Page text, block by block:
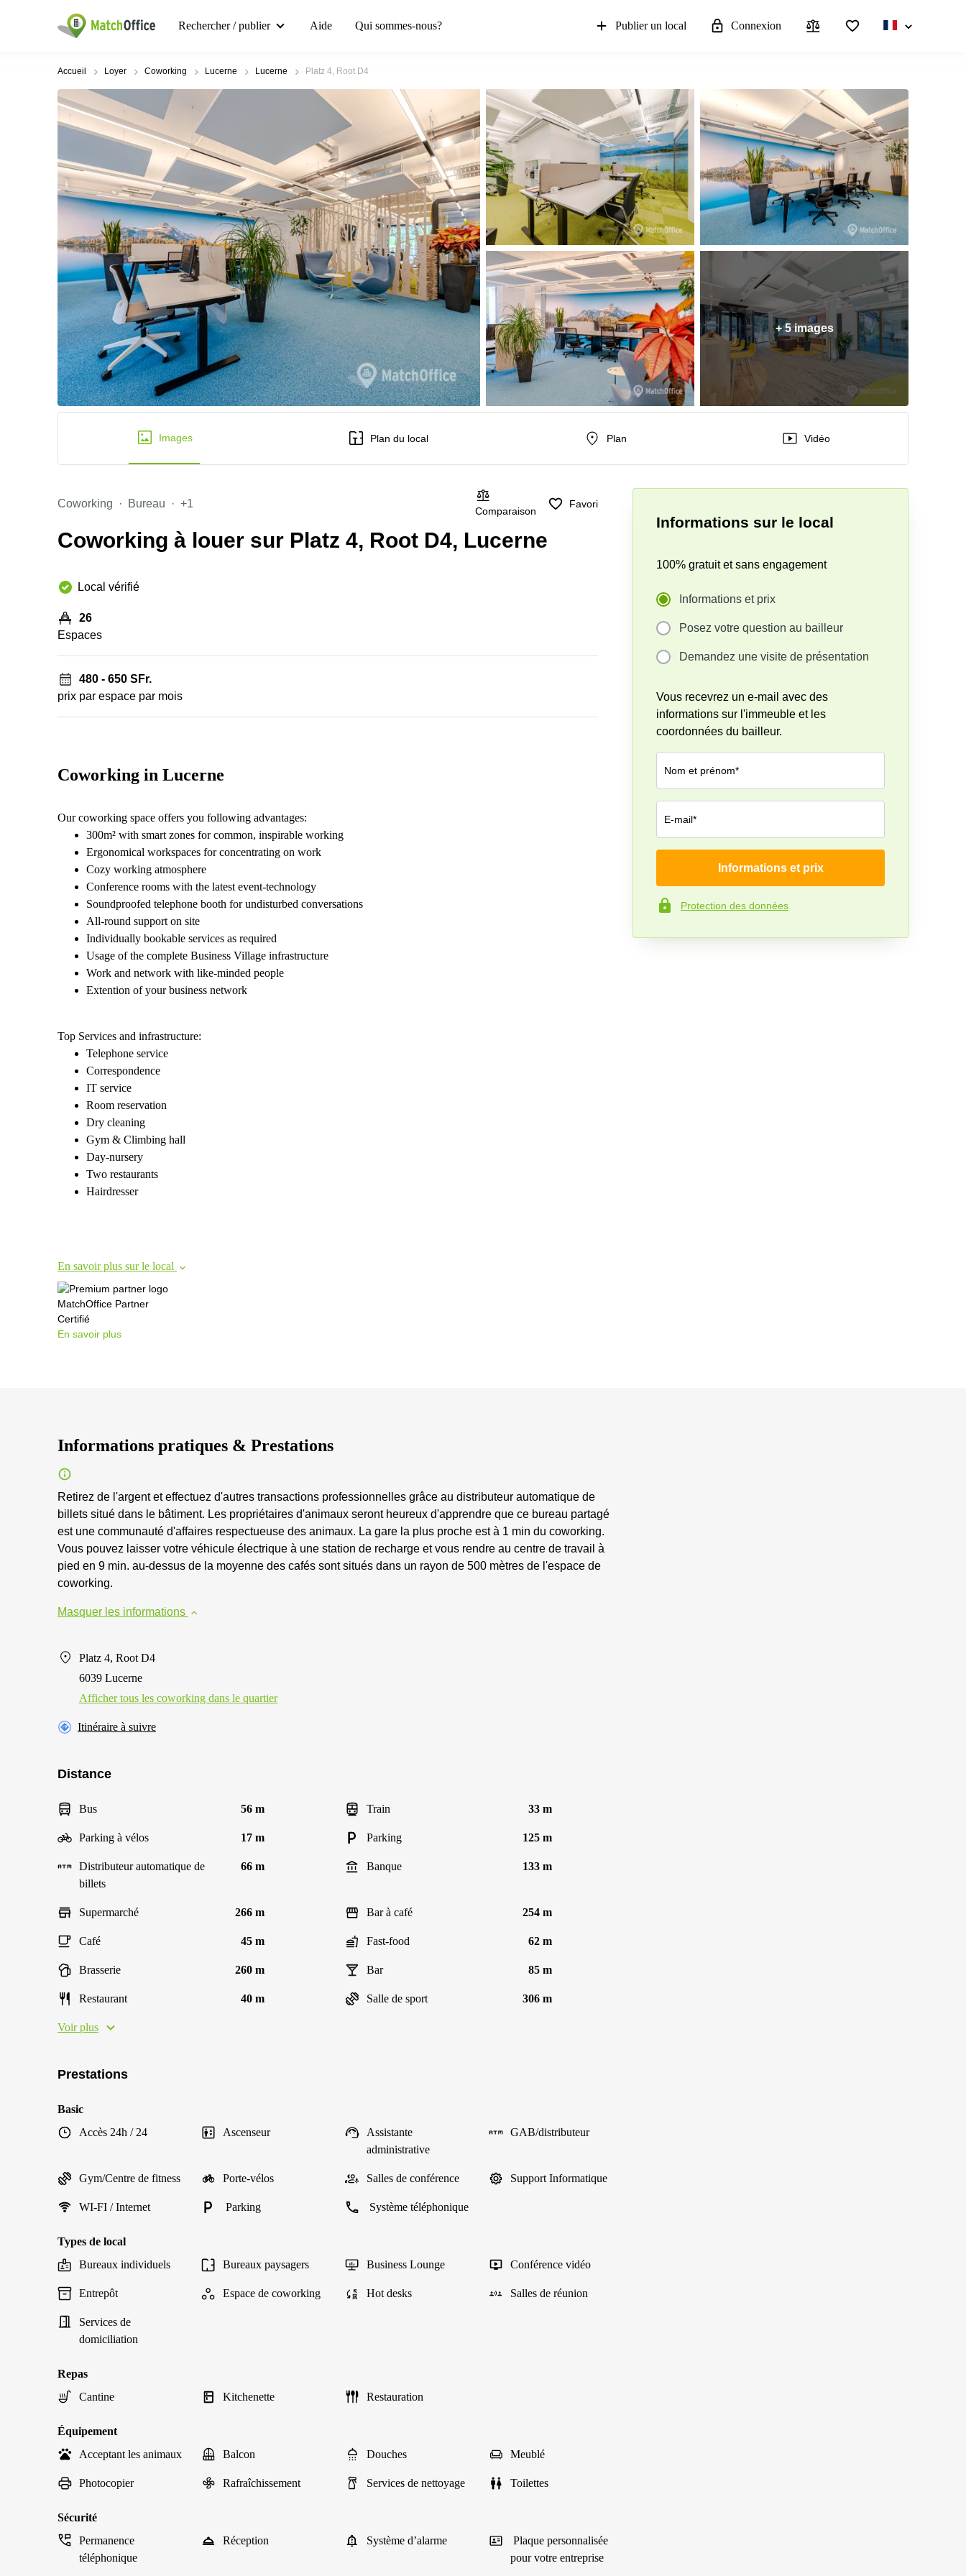
Rechercher / publier Aide Qui sommes-nous? Publier un local Connexion
Accueil Loyer Coworking Lucerne Lucerne Platz 4, Root D4
+ 5 images
Images Plan du local Plan Vidéo
Coworking Bureau +1
Comparaison
Favori
Coworking à louer sur Platz 4, Root D4, Lucerne
Local vérifié
26
Espaces
480 - 650 SFr.
prix par espace par mois
Informations sur le local
100% gratuit et sans engagement
Informations et prix
Posez votre question au bailleur
Demandez une visite de présentation
Vous recevrez un e-mail avec des
informations sur l'immeuble et les
coordonnées du bailleur.
Nom et prénom*
E-mail*
Numéro de téléphone*
Informations et prix
Protection des données
Coworking in Lucerne
Our coworking space offers you following advantages:
300m² with smart zones for common, inspirable working
Ergonomical workspaces for concentrating on work
Cozy working atmosphere
Conference rooms with the latest event-technology
Soundproofed telephone booth for undisturbed conversations
All-round support on site
Individually bookable services as required
Usage of the complete Business Village infrastructure
Work and network with like-minded people
Extention of your business network
Top Services and infrastructure:
Telephone service
Correspondence
IT service
Room reservation
Dry cleaning
Gym & Climbing hall
Day-nursery
Two restaurants
Hairdresser
En savoir plus sur le local
MatchOffice Partner
Certifié
En savoir plus
Informations pratiques & Prestations
Retirez de l'argent et effectuez d'autres transactions professionnelles grâce au distributeur automatique de
billets situé dans le bâtiment. Les propriétaires d'animaux seront heureux d'apprendre que ce bureau partagé
est une communauté d'affaires respectueuse des animaux. La gare la plus proche est à 1 min du coworking.
Vous pouvez laisser votre véhicule électrique à une station de recharge et vous rendre au centre de travail à
pied en 9 min. au-dessus de la moyenne des cafés sont situés dans un rayon de 500 mètres de l'espace de
coworking.
Masquer les informations
Platz 4, Root D4
6039 Lucerne
Afficher tous les сoworking dans le quartier
Itinéraire à suivre
Distance
Bus 56 m Train 33 m
Parking à vélos 17 m Parking 125 m
Distributeur automatique de
billets
66 m Banque 133 m
Supermarché 266 m Bar à café 254 m
Café 45 m Fast-food 62 m
Brasserie 260 m Bar 85 m
Restaurant 40 m Salle de sport 306 m
Voir plus
Prestations
Basic
Accès 24h / 24
Ascenseur
Assistante
administrative
GAB/distributeur
Gym/Centre de fitness Porte-vélos Salles de conférence Support Informatique
WI-FI / Internet Parking Système téléphonique
Types de local
Bureaux individuels
Bureaux paysagers Business Lounge Conférence vidéo
Entrepôt Espace de coworking Hot desks Salles de réunion
Services de
domiciliation
Repas
Cantine
Kitchenette Restauration
Équipement
Acceptant les animaux
Balcon Douches Meublé
Photocopier Rafraîchissement Services de nettoyage Toilettes
Sécurité
Permanence
téléphonique
Réception Système d’alarme
Plaque personnalisée
pour votre entreprise